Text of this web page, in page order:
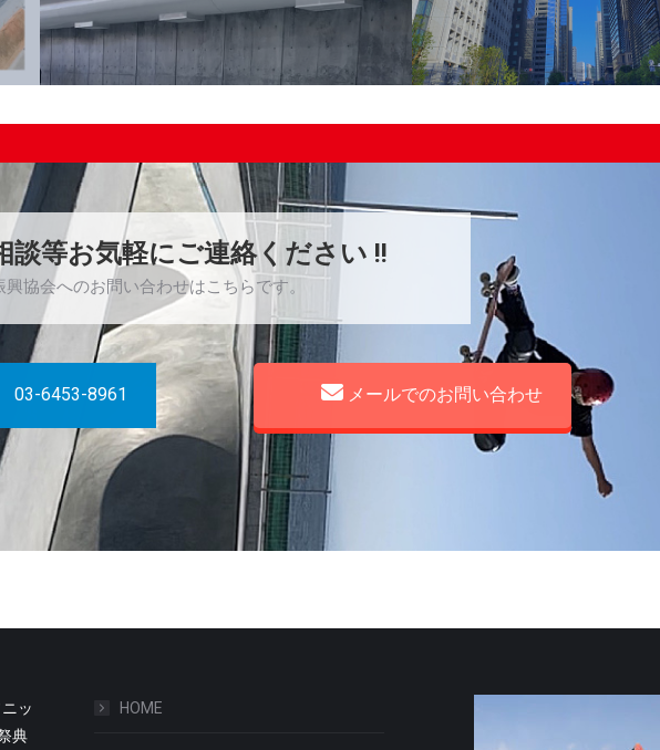
談等お気軽にご連絡ください !!
協会へのお問い合わせはこちらです。
03-6453-8961 メールでのお問い合わせ
ッ
典
HOME